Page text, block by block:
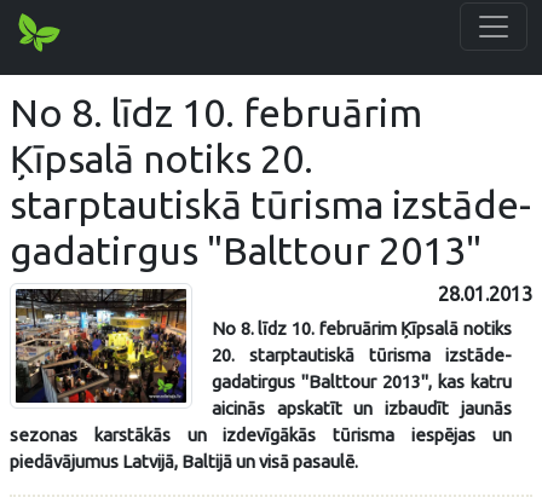
No 8. līdz 10. februārim
Ķīpsalā notiks 20.
starptautiskā tūrisma izstāde-
gadatirgus "Balttour 2013"
28.01.2013
No 8. līdz 10. februārim Ķīpsalā notiks
20. starptautiskā tūrisma izstāde-
gadatirgus "Balttour 2013", kas katru
aicinās apskatīt un izbaudīt jaunās
sezonas karstākās un izdevīgākās tūrisma iespējas un
piedāvājumus Latvijā, Baltijā un visā pasaulē.